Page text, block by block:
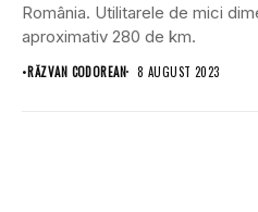
România. Utilitarele de mici
aproximativ 280 de km.
•RĂZVAN CODOREAN 8 AUGUST 2023